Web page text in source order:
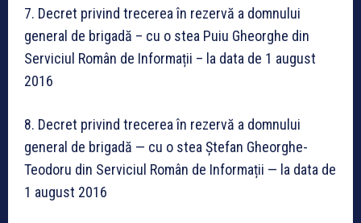
7. Decret privind trecerea în rezervă a domnului
general de brigadă – cu o stea Puiu Gheorghe din
Serviciul Român de Informații – la data de 1 august
2016
8. Decret privind trecerea în rezervă a domnului
general de brigadă — cu o stea Ștefan Gheorghe-
Teodoru din Serviciul Român de Informații — la data de
1 august 2016